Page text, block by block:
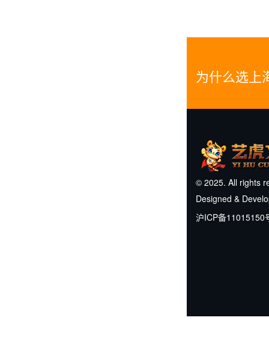
为什么选上
© 2025. All rights
Designed &
沪ICP备11015150